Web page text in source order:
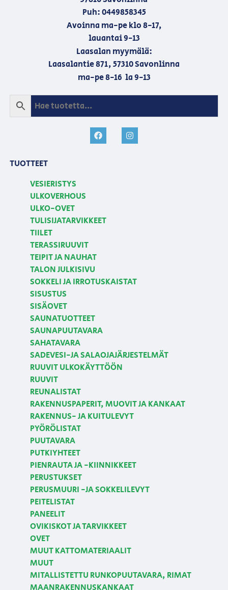
Puh: 0449858345
Avoinna ma-pe klo 8-17,
lauantai 9-13
Laasalan myymälä:
Laasalantie 871, 57310 Savonlinna
ma-pe 8-16 la 9-13
TUOTTEET
VESIERISTYS
ULKOVERHOUS
ULKO-OVET
TULISIJATARVIKKEET
TIILET
TERASSIRUUVIT
TEIPIT JA NAUHAT
TALON JULKISIVU
SOKKELI JA IRROTUSKAISTAT
SISUSTUS
SISÄOVET
SAUNATUOTTEET
SAUNAPUUTAVARA
SAHATAVARA
SADEVESI-JA SALAOJAJÄRJESTELMÄT
RUUVIT ULKOKÄYTTÖÖN
RUUVIT
REUNALISTAT
RAKENNUSPAPERIT, MUOVIT JA KANKAAT
RAKENNUS- JA KUITULEVYT
PYÖRÖLISTAT
PUUTAVARA
PUTKIYHTEET
PIENRAUTA JA -KIINNIKKEET
PERUSTUKSET
PERUSMUURI -JA SOKKELILEVYT
PEITELISTAT
PANEELIT
OVIKISKOT JA TARVIKKEET
OVET
MUUT KATTOMATERIAALIT
MUUT
MITALLISTETTU RUNKOPUUTAVARA, RIMAT